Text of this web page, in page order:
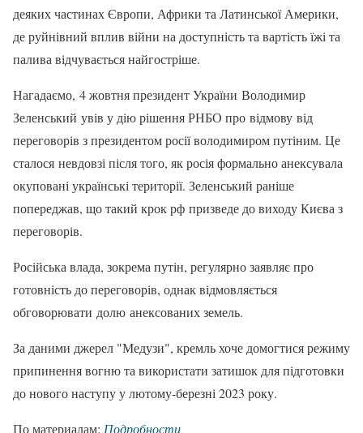
деяких частинах Європи, Африки та Латинської Америки,
де руйнівний вплив війни на доступність та вартість їжі та
палива відчувається найгостріше.
Нагадаємо, 4 жовтня президент України Володимир
Зеленський увів у дію рішення РНБО про відмову від
переговорів з президентом росії володимиром путіним. Це
сталося невдовзі після того, як росія формально анексувала
окуповані українські території. Зеленський раніше
попереджав, що такий крок рф призведе до виходу Києва з
переговорів.
Російська влада, зокрема путін, регулярно заявляє про
готовність до переговорів, однак відмовляється
обговорювати долю анексованих земель.
За даними джерел "Медузи", кремль хоче домогтися режиму
припинення вогню та використати затишок для підготовки
до нового наступу у лютому-березні 2023 року.
По материалам: Подробности